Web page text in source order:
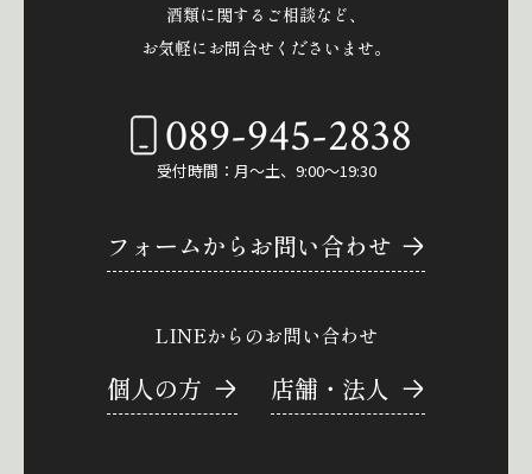
酒類に関するご相談など、
お気軽にお問合せくださいませ。
089-945-2838
受付時間：月～土、9:00～19:30
フォームからお問い合わせ
LINEからのお問い合わせ
個人の方 店舗・法人